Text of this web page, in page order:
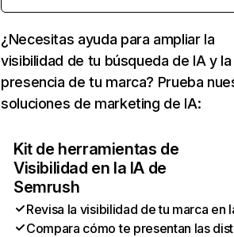
¿Necesitas ayuda para ampliar la
visibilidad de tu búsqueda de IA y la
presencia de tu marca? Prueba
soluciones de marketing de IA:
Kit de herramientas de
Visibilidad en la IA de
Semrush
Revisa la visibilidad de tu marca en
Compara cómo te presentan las